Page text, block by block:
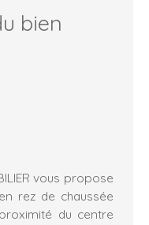
bien
vous propose
rez de chaussée
du centre